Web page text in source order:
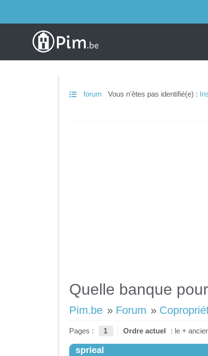
forum Vous n'êtes pas identifié(e) :
Quelle banque
Pim.be » Forum »
Pages : 1 Ordre actuel : le +
sprieal